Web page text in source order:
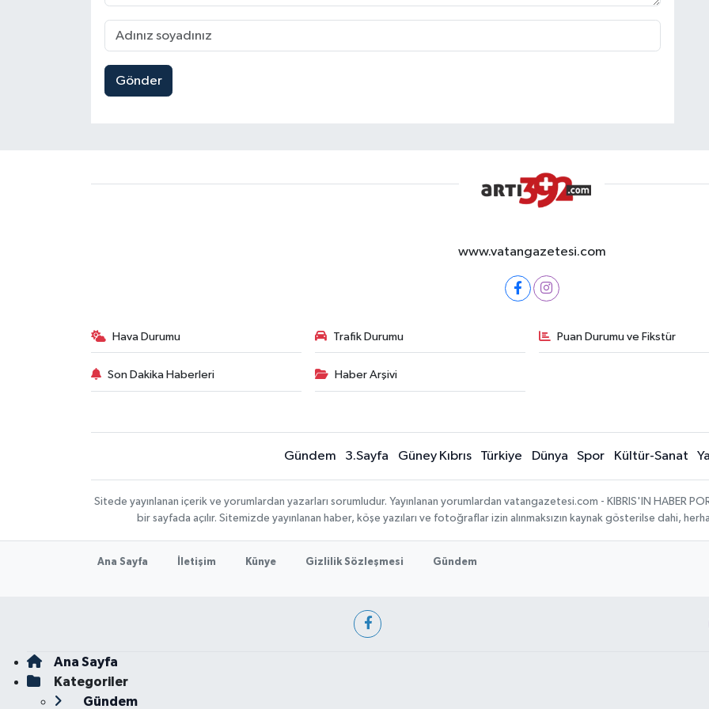
Gönder
www.vatangazetesi.com
Hava Durumu Trafik Durumu Puan Durumu ve Fikstür
Son Dakika Haberleri Haber Arşivi
Gündem 3.Sayfa Güney Kıbrıs Türkiye Dünya Spor Kültür-Sanat
Sitede yayınlanan içerik ve yorumlardan yazarları sorumludur. Yayınlanan yorumlardan vatangazetesi.com - KIBRIS'IN HABER
bir sayfada açılır. Sitemizde yayınlanan haber, köşe yazıları ve fotoğraflar izin alınmaksızın kaynak gösterilse dahi,
Ana Sayfa İletişim Künye Gizlilik Sözleşmesi Gündem
Ana Sayfa
Kategoriler
Gündem